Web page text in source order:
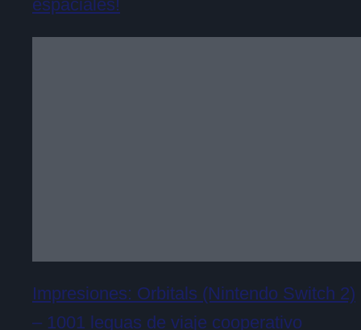
espaciales!
Impresiones: Orbitals (Nintendo Switch 2)
– 1001 leguas de viaje cooperativo